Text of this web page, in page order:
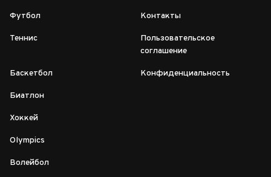
Футбол
Теннис
Баскетбол
Биатлон
Хоккей
Olympics
Волейбол
Контакты
Пользовательское
соглашение
Конфиденциальность